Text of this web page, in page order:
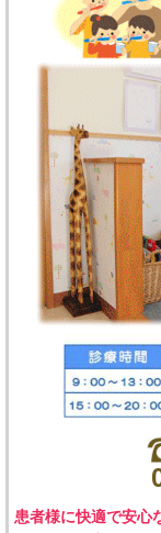
患者様に快適で安心